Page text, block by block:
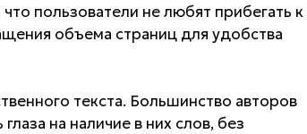
пользователи не любят прибегать к
объема страниц для удобства
текста. Большинство авторов
на наличие в них слов, без